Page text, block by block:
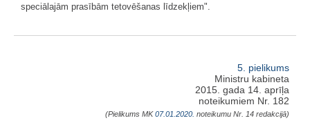
speciālajām prasībām tetovēšanas līdzekļiem".
5. pielikums
Ministru kabineta
2015. gada 14. aprīļa
noteikumiem Nr. 182
(Pielikums MK07.01.2020. noteikumu Nr. 14 redakcijā)